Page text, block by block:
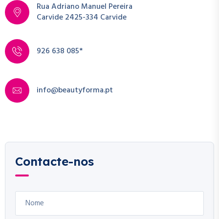
Rua Adriano Manuel Pereira
Carvide 2425-334 Carvide
926 638 085*
info@beautyforma.pt
Contacte-nos